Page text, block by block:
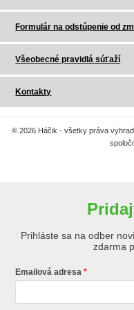
Formulár na odstúpenie od
Všeobecné pravidlá súťaží
Kontakty
© 2026 Háčik - všetky práva
Prihláste sa na odber
zdarma
Emailová adresa